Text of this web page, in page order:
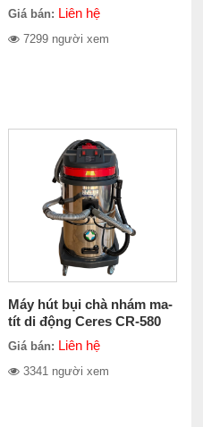
Giá bán: Liên hệ
7299 người xem
Máy hút bụi chà nhám ma-
tít di động Ceres CR-580
Giá bán: Liên hệ
3341 người xem